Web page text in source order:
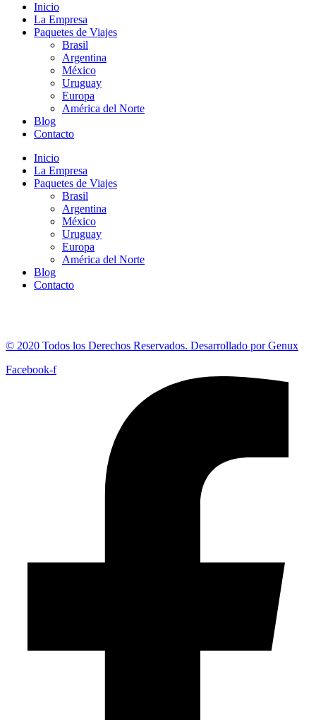
Inicio
La Empresa
Paquetes de Viajes
Brasil
Argentina
México
Uruguay
Europa
América del Norte
Blog
Contacto
Inicio
La Empresa
Paquetes de Viajes
Brasil
Argentina
México
Uruguay
Europa
América del Norte
Blog
Contacto
© 2020 Todos los Derechos Reservados. Desarrollado por Genux
Facebook-f